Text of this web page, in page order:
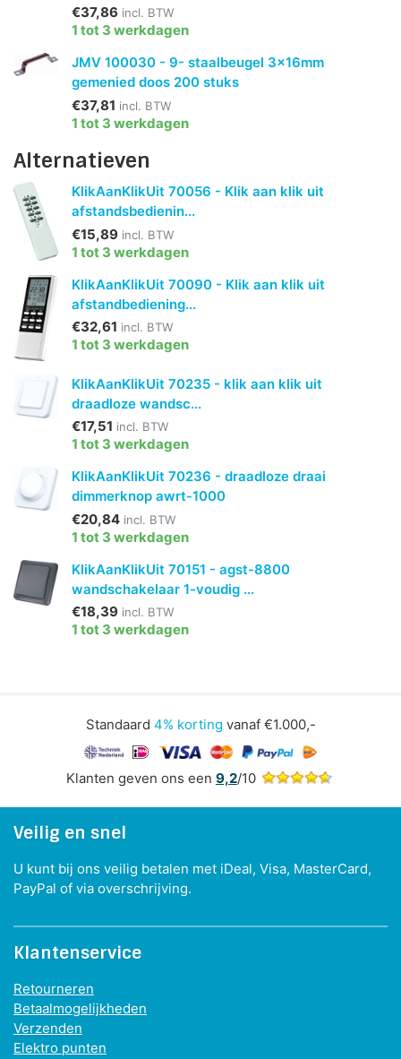
€37,86 incl. BTW
1 tot 3 werkdagen
JMV 100030 - 9- staalbeugel 3x16mm
gemenied doos 200 stuks
€37,81 incl. BTW
1 tot 3 werkdagen
Alternatieven
KlikAanKlikUit 70056 - Klik aan klik uit
afstandsbedienin...
€15,89 incl. BTW
1 tot 3 werkdagen
KlikAanKlikUit 70090 - Klik aan klik uit
afstandbediening...
€32,61 incl. BTW
1 tot 3 werkdagen
KlikAanKlikUit 70235 - klik aan klik uit
draadloze wandsc...
€17,51 incl. BTW
1 tot 3 werkdagen
KlikAanKlikUit 70236 - draadloze draai
dimmerknop awrt-1000
€20,84 incl. BTW
1 tot 3 werkdagen
KlikAanKlikUit 70151 - agst-8800
wandschakelaar 1-voudig ...
€18,39 incl. BTW
1 tot 3 werkdagen
Standaard 4% korting vanaf €1.000,-
Klanten geven ons een 9,2/10
Veilig en snel
U kunt bij ons veilig betalen met iDeal, Visa, MasterCard,
PayPal of via overschrijving.
Klantenservice
Retourneren
Betaalmogelijkheden
Verzenden
Elektro punten